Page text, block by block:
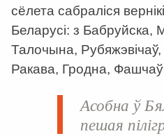
сёлета сабраліся
Беларусі: з Бабруйска,
Талочына,
Ракава, Гродна,
Асобна ў
пешая